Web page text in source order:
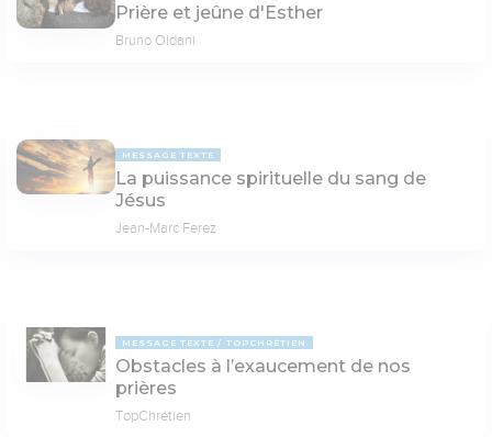
Prière et jeûne d'Esther
Bruno Oldani
MESSAGE TEXTE
La puissance spirituelle du sang de
Jésus
Jean-Marc Ferez
MESSAGE TEXTE TOPCHRÉTIEN
Obstacles à l’exaucement de nos
prières
TopChrétien